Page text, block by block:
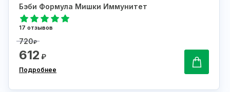
Бэби Формула Мишки Иммунитет
17 отзывов
720₽
612 ₽
Подробнее